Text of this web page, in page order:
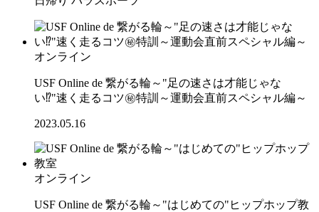
オンライン
USF Online de 繋がる輪～"足の速さは才能じゃな
い⁉"速く走るコツ㊙特訓～運動会直前スペシャル編～
2023.05.16
オンライン
USF Online de 繋がる輪～"はじめての"ヒップホップ教